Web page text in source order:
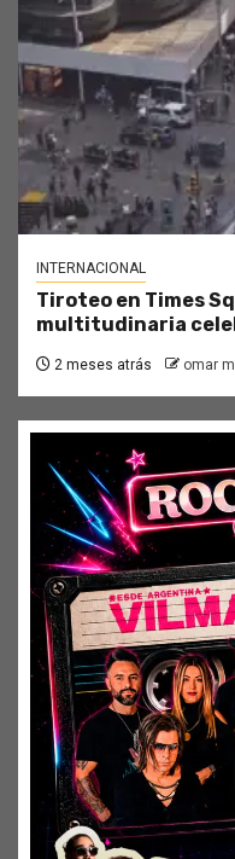
INTERNACIONAL
Tiroteo en Times
multitudinaria
2 meses atrás omar